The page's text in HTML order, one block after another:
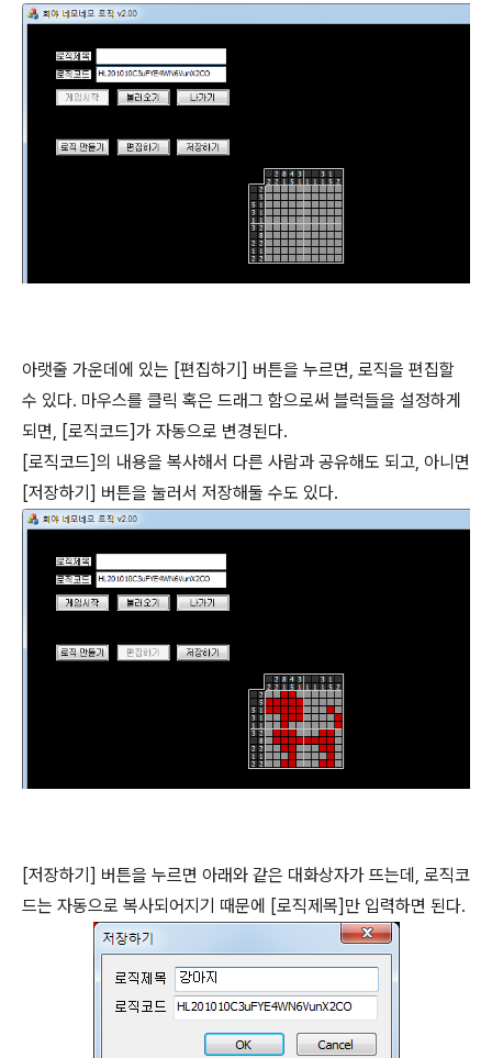
아랫줄 가운데에 있는 [편집하기] 버튼을 누르면, 로직을 편집할
수 있다. 마우스를 클릭 혹은 드래그 함으로써 블럭들을 설정하게
되면, [로직코드]가 자동으로 변경된다.
[로직코드]의 내용을 복사해서 다른 사람과 공유해도 되고, 아니면
[저장하기] 버튼을 눌러서 저장해둘 수도 있다.
[저장하기] 버튼을 누르면 아래와 같은 대화상자가 뜨는데, 로직코
드는 자동으로 복사되어지기 때문에 [로직제목]만 입력하면 된다.